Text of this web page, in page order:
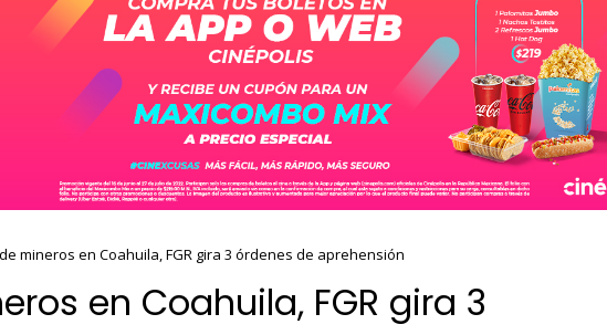
mineros en Coahuila, FGR gira 3 órdenes de aprehensión
en Coahuila, FGR gira 3